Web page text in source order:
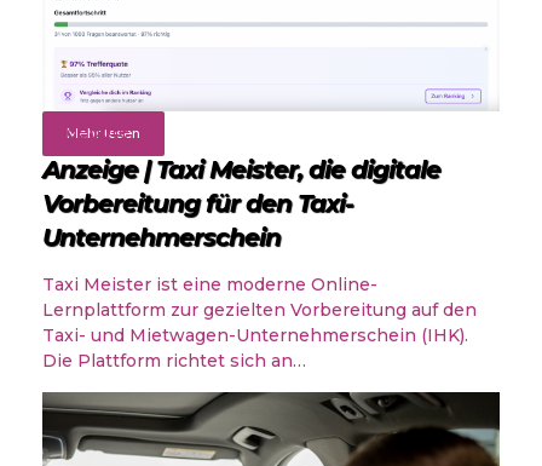
Mehr lesen
Angebote
Anzeige | Taxi Meister, die digitale
Vorbereitung für den Taxi-
Unternehmerschein
Taxi Meister ist eine moderne Online-
Lernplattform zur gezielten Vorbereitung auf den
Taxi- und Mietwagen-Unternehmerschein (IHK).
Die Plattform richtet sich an…